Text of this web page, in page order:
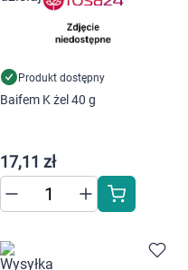
Produkt dostępny
Baifem K żel 40 g
17,11 zł